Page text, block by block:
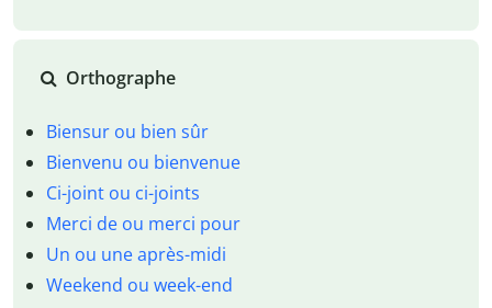
Orthographe
Biensur ou bien sûr
Bienvenu ou bienvenue
Ci-joint ou ci-joints
Merci de ou merci pour
Un ou une après-midi
Weekend ou week-end